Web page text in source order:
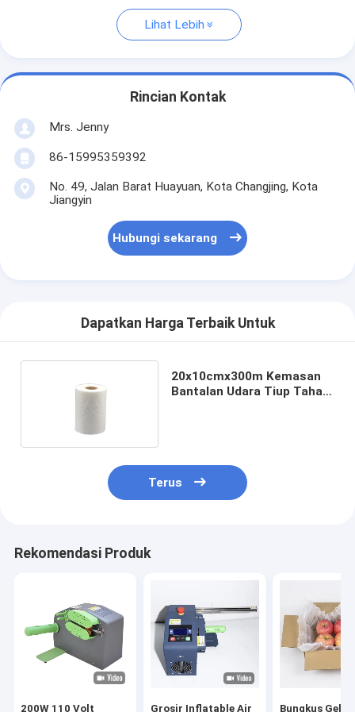
Lihat Lebih
Rincian Kontak
Mrs. Jenny
86-15995359392
No. 49, Jalan Barat Huayuan, Kota Changjing, Kota
Jiangyin
Hubungi sekarang
Dapatkan Harga Terbaik Untuk
20x10cmx300m Kemasan
Bantalan Udara Tiup Tahan
Terus
Rekomendasi Produk
200W 110 Volt Grosir Inflatable Air Bungkus